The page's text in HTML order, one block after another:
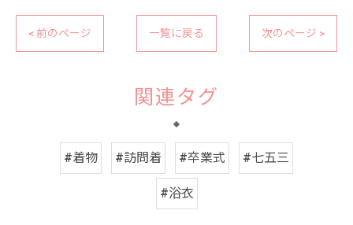
< 前のページ 一覧に戻る 次のページ >
関連タグ
#着物 #訪問着 #卒業式 #七五三
#浴衣